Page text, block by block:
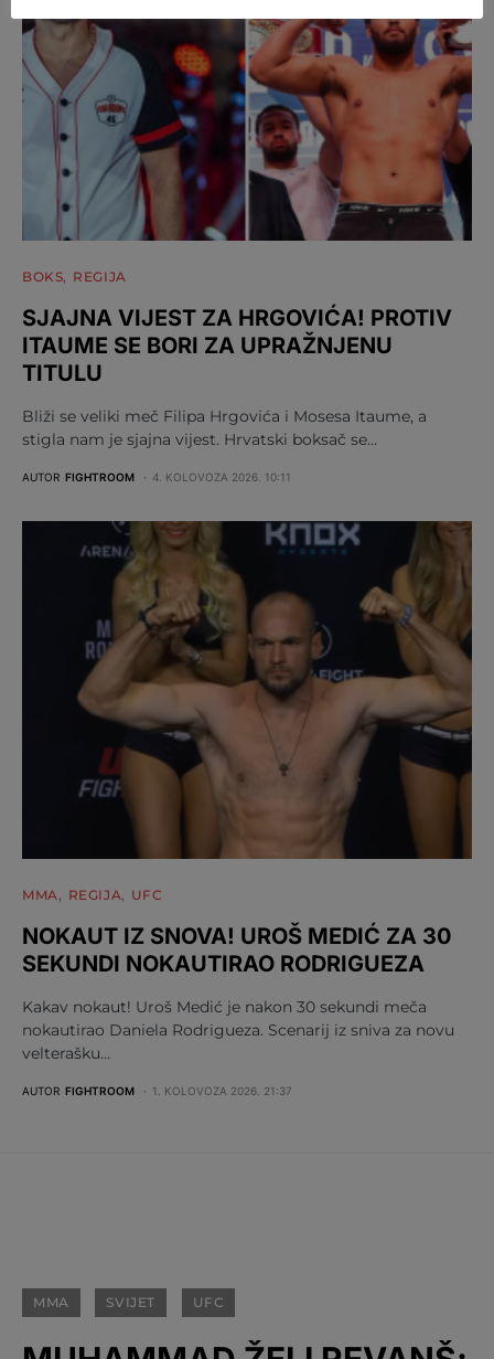
BOKS REGIJA
SJAJNA VIJEST ZA HRGOVIĆA! PROTIV
ITAUME SE BORI ZA UPRAŽNJENU
TITULU
Bliži se veliki meč Filipa Hrgovića i Mosesa Itaume, a
stigla nam je sjajna vijest. Hrvatski boksač se…
AUTOR FIGHTROOM 4. KOLOVOZA 2026. 10:11
MMA REGIJA UFC
NOKAUT IZ SNOVA! UROŠ MEDIĆ ZA 30
SEKUNDI NOKAUTIRAO RODRIGUEZA
Kakav nokaut! Uroš Medić je nakon 30 sekundi meča
nokautirao Daniela Rodrigueza. Scenarij iz sniva za novu
velterašku…
AUTOR FIGHTROOM 1. KOLOVOZA 2026. 21:37
MMA SVIJET UFC